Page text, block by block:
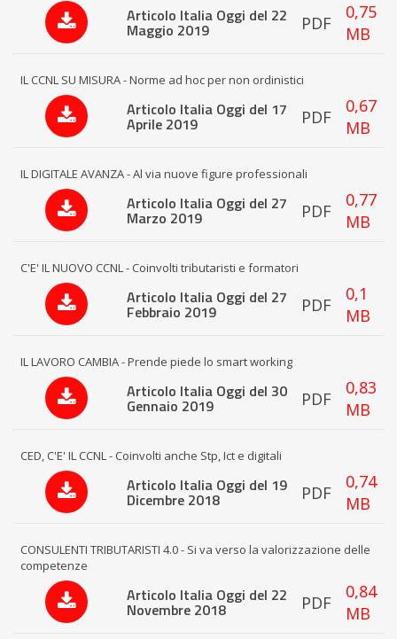
Articolo Italia Oggi del 22
Maggio 2019 PDF
0,75
MB
IL CCNL SU MISURA - Norme ad hoc per non ordinistici
Articolo Italia Oggi del 17
Aprile 2019 PDF
0,67
MB
IL DIGITALE AVANZA - Al via nuove figure professionali
Articolo Italia Oggi del 27
Marzo 2019 PDF
0,77
MB
C'E' IL NUOVO CCNL - Coinvolti tributaristi e formatori
Articolo Italia Oggi del 27
Febbraio 2019 PDF
0,1
MB
IL LAVORO CAMBIA - Prende piede lo smart working
Articolo Italia Oggi del 30
Gennaio 2019 PDF
0,83
MB
CED, C'E' IL CCNL - Coinvolti anche Stp, Ict e digitali
Articolo Italia Oggi del 19
Dicembre 2018 PDF
0,74
MB
CONSULENTI TRIBUTARISTI 4.0 - Si va verso la valorizzazione delle
competenze
Articolo Italia Oggi del 22
Novembre 2018 PDF
0,84
MB